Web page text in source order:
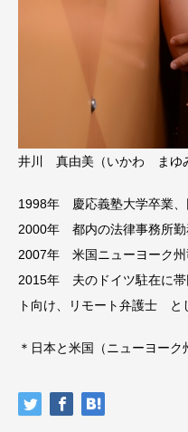
井川 真由美（いかわ まゆ
1998年 慶応義塾大学卒業、
2000年 都内の法律事務所勤
2007年 米国ニューヨーク州
2015年 夫のドイツ駐在に帯
ト向け、リモート弁護士
＊日本と米国（ニューヨー